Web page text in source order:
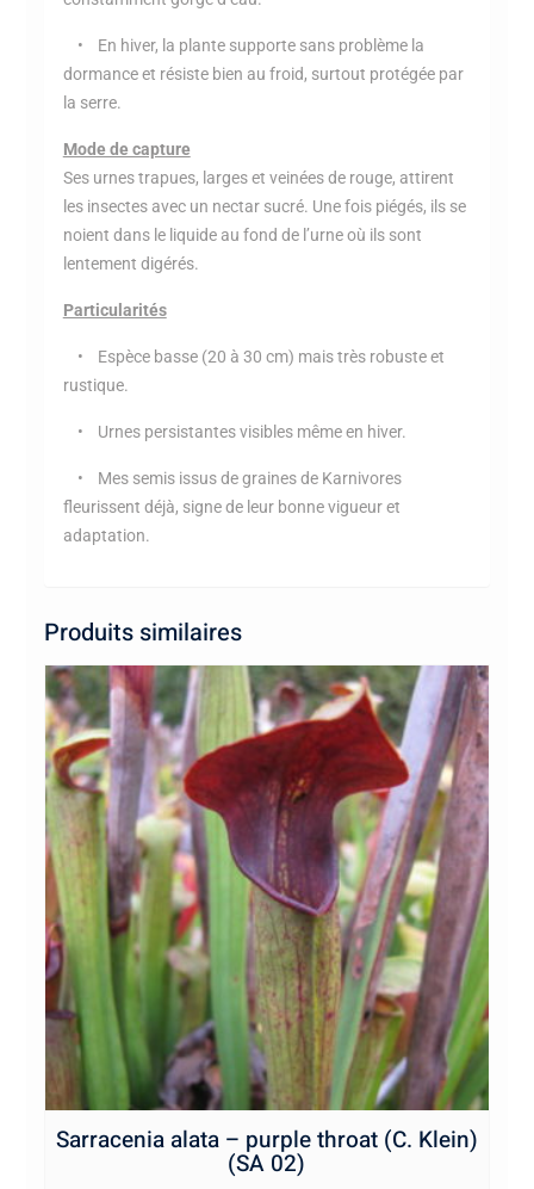
• En hiver, la plante supporte sans problème la
dormance et résiste bien au froid, surtout protégée par
la serre.
Mode de capture
Ses urnes trapues, larges et veinées de rouge, attirent
les insectes avec un nectar sucré. Une fois piégés, ils se
noient dans le liquide au fond de l’urne où ils sont
lentement digérés.
Particularités
• Espèce basse (20 à 30 cm) mais très robuste et
rustique.
• Urnes persistantes visibles même en hiver.
• Mes semis issus de graines de Karnivores
fleurissent déjà, signe de leur bonne vigueur et
adaptation.
Produits similaires
Sarracenia alata – purple throat (C. Klein)
(SA 02)